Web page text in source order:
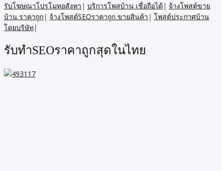
รับโฆษณาโปรโมทอสังหา | บริการโพสบ้าน เชื่อถือได้| จ้างโพสต์ขาย
บ้าน ราคาถูก| จ้างโพสต์SEOราคาถูก ขายสินค้า | โพสต์ประกาศบ้าน
โดยบริษัท|
รับทำSEOราคาถูกสุดในไทย